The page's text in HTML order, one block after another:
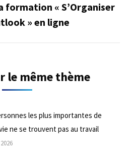
Onglet
suivant
formation « S’Organiser
» en ligne
le même thème
les plus importantes de
ne se trouvent pas au travail